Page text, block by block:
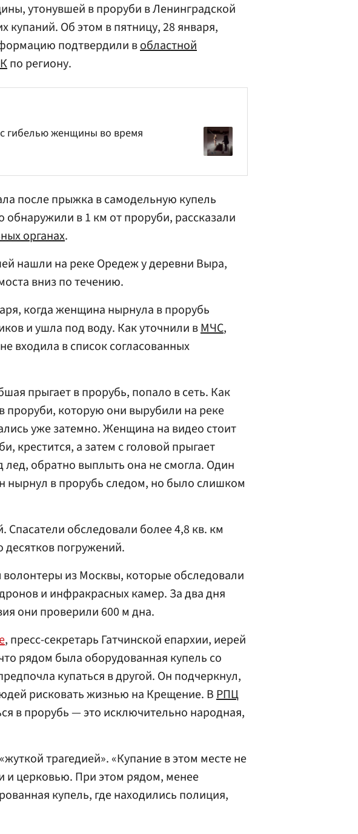
утонувшей в проруби в Ленинградской
купаний. Об этом в пятницу, 28 января,
подтвердили вобластной
по региону.
гибелью женщины во время
после прыжка в самодельную купель
обнаружили в 1 км от проруби, рассказали
органах.
нашли на реке Оредеж у деревни Выра,
вниз по течению.
когда женщина нырнула в прорубь
и ушла под воду. Как уточнили вМЧС,
входила в список согласованных
прыгает в прорубь, попало в сеть. Как
проруби, которую они вырубили на реке
уже затемно. Женщина на видео стоит
крестится, а затем с головой прыгает
лед, обратно выплыть она не смогла. Один
нырнул в прорубь следом, но было слишком
Спасатели обследовали более 4,8 кв. км
погружений.
из Москвы, которые обследовали
и инфракрасных камер. За два дня
они проверили 600 м дна.
, пресс-секретарь Гатчинской епархии, иерей
рядом была оборудованная купель со
купаться в другой. Он подчеркнул,
рисковать жизнью на Крещение. ВРПЦ
в прорубь — это исключительно народная,
трагедией». «Купание в этом месте не
и церковью. При этом рядом, менее
купель, где находились полиция,